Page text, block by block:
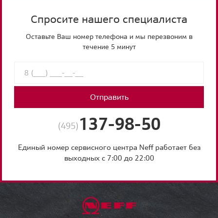
Спросите нашего специалиста
Оставьте Ваш номер телефона и мы перезвоним в
течение 5 минут
Отправить
(495) 137-98-50
Единый номер сервисного центра Neff работает без
выходных с 7:00 до 22:00